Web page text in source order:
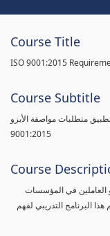
Course Title
ISO 9001:2015
Course Subtitle
متطلبات مواصفة الأيزو
9001:2015
Course
في المؤسسات
البرنامج التدريبي لفهم